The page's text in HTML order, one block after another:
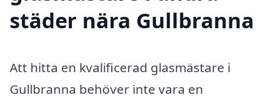
städer nära Gullbranna
Att hitta en kvalificerad glasmästare i
Gullbranna behöver inte vara en